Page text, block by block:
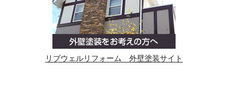
リブウェルリフォーム 外壁塗装サイト